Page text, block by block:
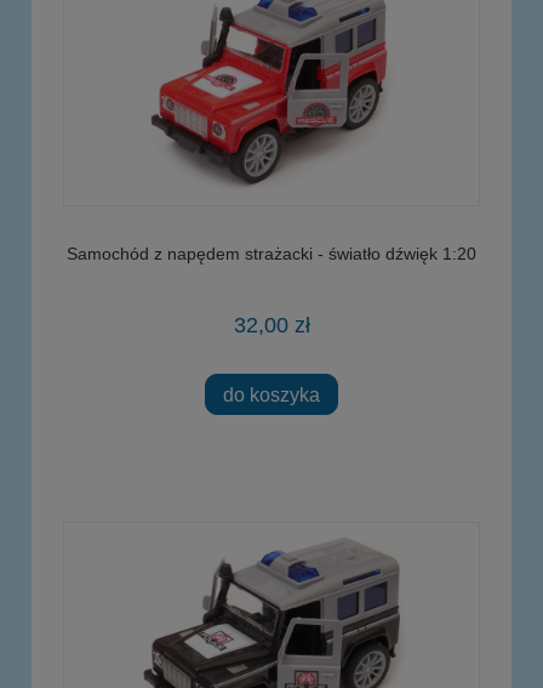
Samochód z napędem strażacki - światło dźwięk 1:20
32,00 zł
do koszyka